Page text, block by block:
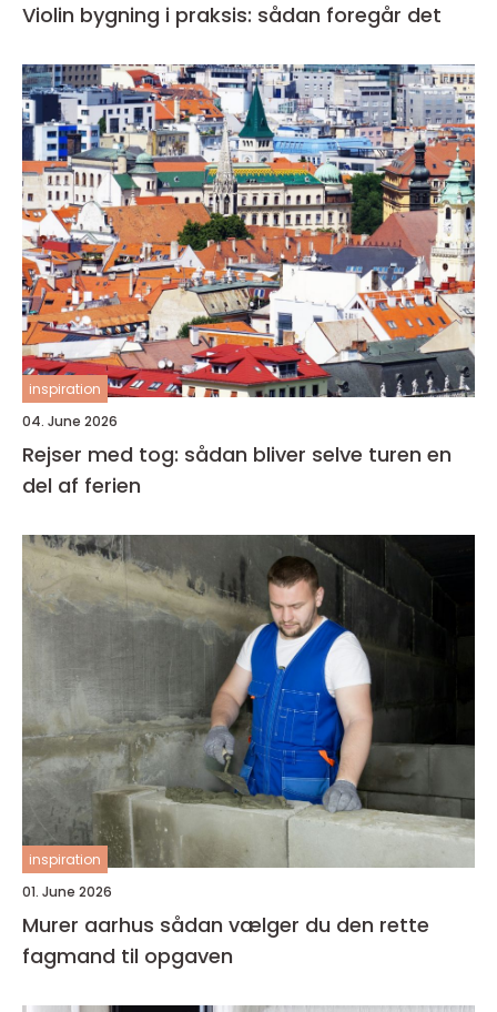
Violin bygning i praksis: sådan foregår det
inspiration
04. June 2026
Rejser med tog: sådan bliver selve turen en
del af ferien
inspiration
01. June 2026
Murer aarhus sådan vælger du den rette
fagmand til opgaven